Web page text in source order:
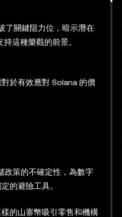
了關鍵阻力位，暗示潛在
這種樂觀的前景。
於有效應對 Solana 的價
政策的不確定性，為數字
的避險工具。
的山寨幣吸引零售和機構